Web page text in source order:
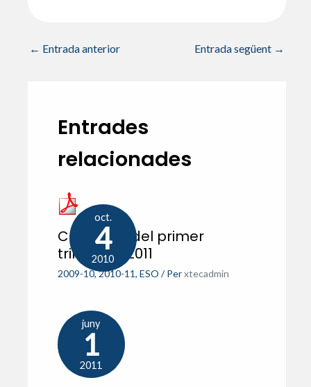
← Entrada anterior Entrada següent →
Entrades
relacionades
oct.
4
2010
Calendari del primer
trimestre 2011
2009-10,2010-11, ESO / Per xtecadmin
juny
1
2011